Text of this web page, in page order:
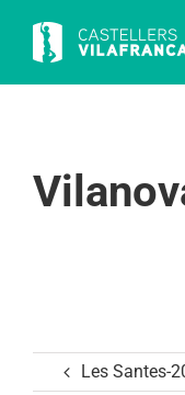
content
Les Santes-